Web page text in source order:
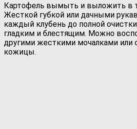
Картофель вымыть и выложить в
Жесткой губкой или дачными
каждый клубень до полной
гладким и блестящим. Можно
другими жесткими мочалками или
кожицы.